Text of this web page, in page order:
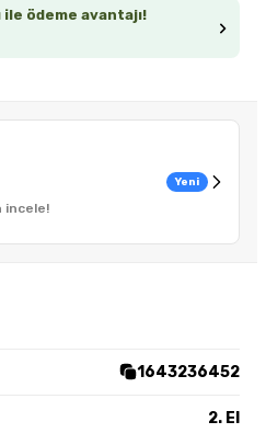
ödeme avantajı!
incele!
Yeni
1643236452
2. El